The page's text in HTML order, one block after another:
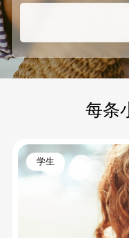
每条
学生